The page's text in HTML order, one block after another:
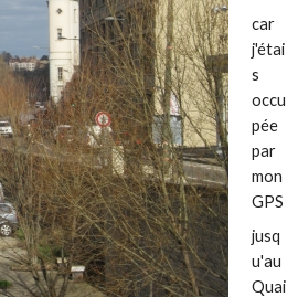
car
j'étai
s
occu
pée
par
mon
GPS
jusq
u'au
Quai